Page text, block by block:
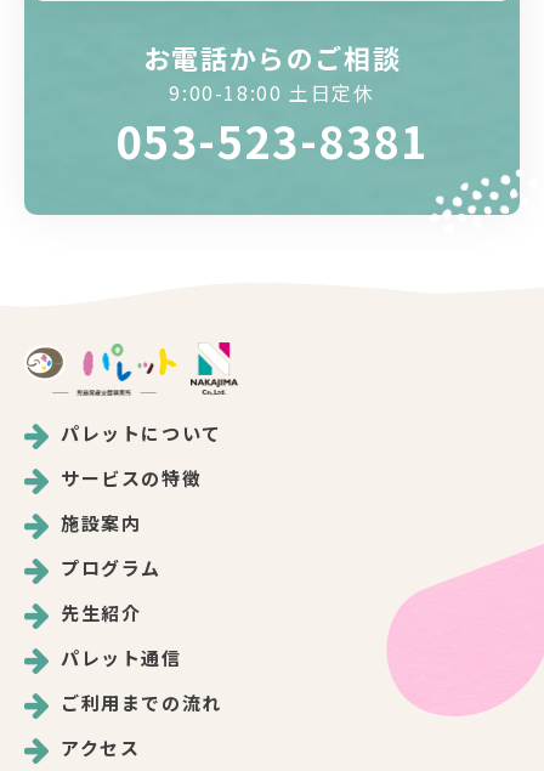
お電話からのご相談
9:00-18:00 土日定休
053-523-8381
パレットについて
サービスの特徴
施設案内
プログラム
先生紹介
パレット通信
ご利用までの流れ
アクセス